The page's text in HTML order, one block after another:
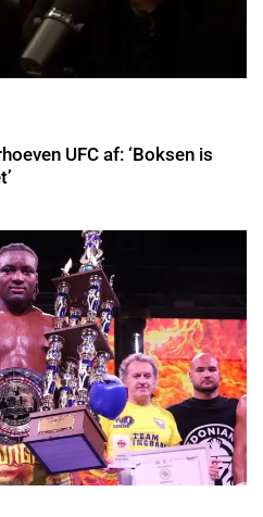
UFC af: ‘Boksen is